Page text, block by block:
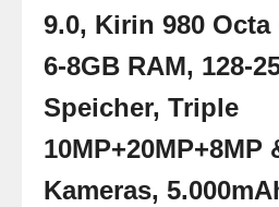
9.0, Kirin 980 Octa
6-8GB RAM, 128-
Speicher, Triple
10MP+20MP+8MP
Kameras,